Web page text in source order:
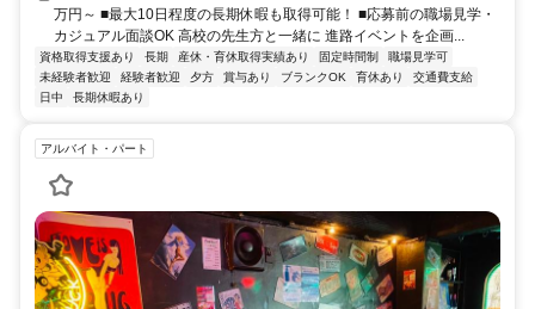
万円～ ■最大10日程度の長期休暇も取得可能！ ■応募前の職場見学・
カジュアル面談OK 高校の先生方と一緒に 進路イベントを企画...
資格取得支援あり 長期 産休・育休取得実績あり 固定時間制
職場見学可
未経験者歓迎
経験者歓迎 夕方 賞与あり ブランクOK 育休あり
交通費支給
日中
長期休暇あり
アルバイト・パート